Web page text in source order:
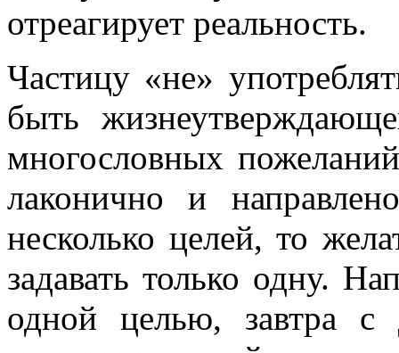
отреагиру­ет реальность.
Частицу «не»
быть
многословных
лаконично и
несколько целей, то
задавать только одну.
одной целью, завтра